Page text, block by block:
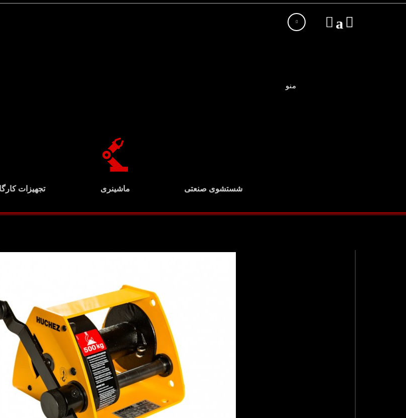
تجهیزات ماشینری شستشوی صنعتی
منو